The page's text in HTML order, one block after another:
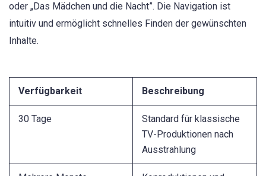
oder „Das Mädchen und die Nacht”. Die Navigation ist
intuitiv und ermöglicht schnelles Finden der gewünschten
Inhalte.
Verfügbarkeit Beschreibung
30 Tage
Standard für klassische
TV-Produktionen nach
Ausstrahlung